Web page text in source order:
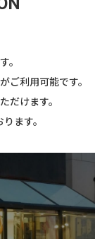
。
ご利用可能です。
だけます。
ます。